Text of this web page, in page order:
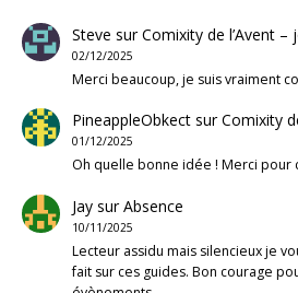
Steve surComixity de l’Avent –
02/12/2025
Merci beaucoup, je suis vraiment
PineappleObkectsurComixity
01/12/2025
Oh quelle bonne idée ! Merci pour
JaysurAbsence
10/11/2025
Lecteur assidu mais silencieux je
fait sur ces guides. Bon courage